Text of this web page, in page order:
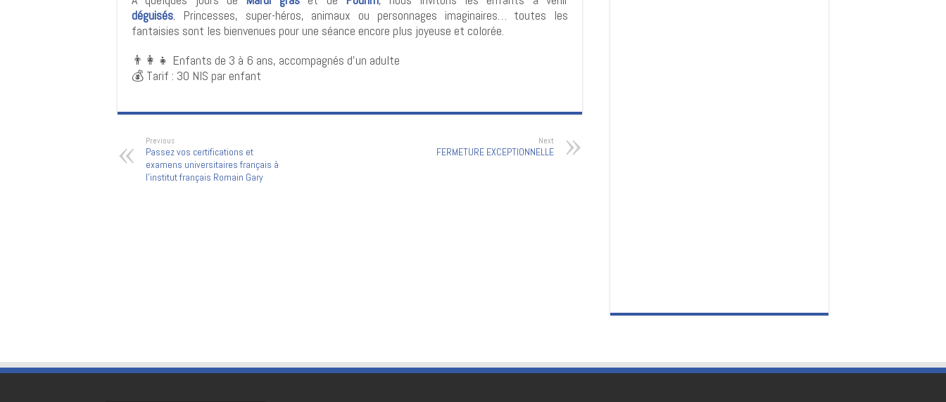
déguisés. Princesses, super-héros, animaux ou personnages imaginaires… toutes les
fantaisies sont les bienvenues pour une séance encore plus joyeuse et colorée.
👨‍👩‍👧 Enfants de 3 à 6 ans, accompagnés d’un adulte
💰 Tarif : 30 NIS par enfant
Previous
Passez vos certifications et
examens universitaires français à
l’institut français Romain Gary
Next
FERMETURE EXCEPTIONNELLE